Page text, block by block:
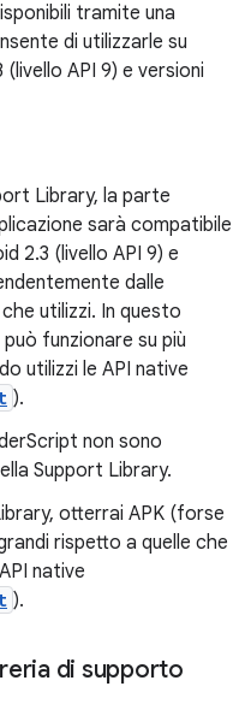
tramite una
di utilizzarle su
API 9) e versioni
Library, la parte
sarà compatibile
2.3 (livello API 9) e
dalle
utilizzi. In questo
funzionare su più
utilizzi le API native
).
non sono
Support Library.
otterrai APK (forse
rispetto a quelle che
native
).
di supporto